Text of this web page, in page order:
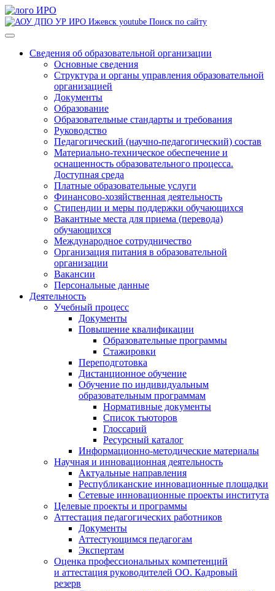
Поиск по сайту
Сведения об образовательной организации
Основные сведения
Структура и органы управления образовательной
организацией
Документы
Образование
Образовательные стандарты и требования
Руководство
Педагогический (научно-педагогический) состав
Материально-техническое обеспечение и
оснащенность образовательного процесса.
Доступная среда
Платные образовательные услуги
Финансово-хозяйственная деятельность
Стипендии и меры поддержки обучающихся
Вакантные места для приема (перевода)
обучающихся
Международное сотрудничество
Организация питания в образовательной
организации
Вакансии
Персональные данные
Деятельность
Учебный процесс
Документы
Повышение квалификации
Образовательные программы
Стажировки
Переподготовка
Дистанционное обучение
Обучение по индивидуальным
образовательным программам
Нормативные документы
Список тьюторов
Глоссарий
Ресурсный каталог
Информационно-методические материалы
Научная и инновационная деятельность
Актуальные направления
Республиканские инновационные площадки
Сетевые инновационные проекты института
Целевые проекты и программы
Аттестация педагогических работников
Документы
Аттестующимся педагогам
Экспертам
Оценка профессиональных компетенций
и аттестация руководителей ОО. Кадровый
резерв